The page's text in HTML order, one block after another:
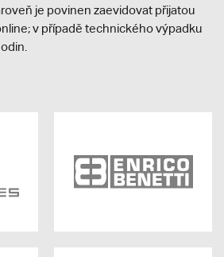
je povinen zaevidovat přijatou
v případě technického výpadku